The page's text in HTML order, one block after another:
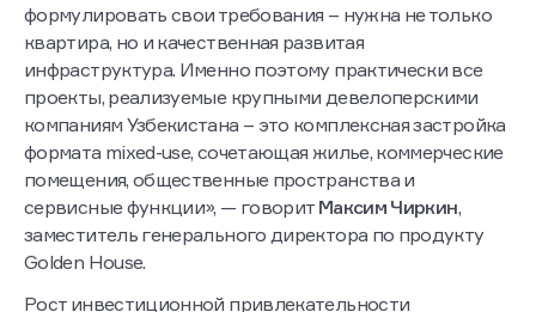
формулировать свои требования – нужна не только
квартира, но и качественная развитая
инфраструктура. Именно поэтому практически все
проекты, реализуемые крупными девелоперскими
компаниям Узбекистана – это комплексная застройка
формата mixed-use, сочетающая жилье, коммерческие
помещения, общественные пространства и
сервисные функции», — говорит Максим Чиркин,
заместитель генерального директора по продукту
Golden House.
Рост инвестиционной привлекательности